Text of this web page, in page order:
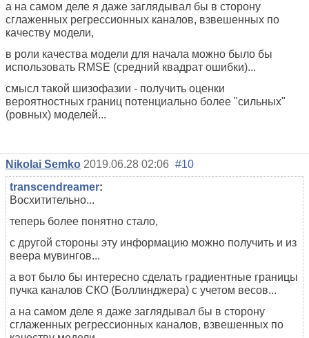
а на самом деле я даже заглядывал бы в сторону
сглаженных регрессионных каналов, взвешенных по
качеству модели,
в роли качества модели для начала можно было бы
использовать RMSE (средний квадрат ошибки)...
смысл такой шизофазии - получить оценки
вероятностных границ потенциально более "сильных"
(ровных) моделей...
Nikolai Semko 2019.06.28 02:06 #10
transcendreamer:
Восхитительно...
теперь более понятно стало,
с другой стороны эту информацию можно получить и из
веера мувингов...
а вот было бы интересно сделать градиентные границы
пучка каналов СКО (Боллинджера) с учетом весов...
а на самом деле я даже заглядывал бы в сторону
сглаженных регрессионных каналов, взвешенных по